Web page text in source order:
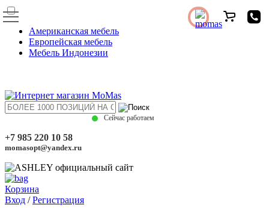
Американская мебель
Европейская мебель
Мебель Индонезии
Сейчас работаем
+7 985 220 10 58
momasopt@yandex.ru
Корзина
Вход /Регистрация